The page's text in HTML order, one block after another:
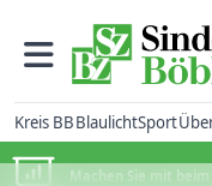
Kreis BBBlaulichtSport
Machen Sie mit